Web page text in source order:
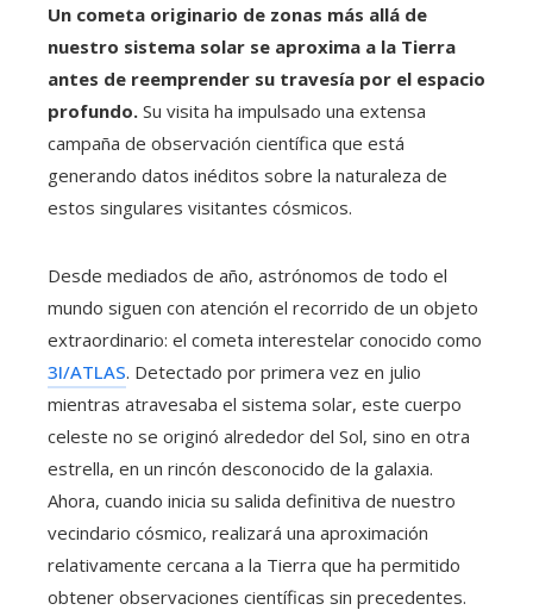
Un cometa originario de zonas más allá de
nuestro sistema solar se aproxima a la Tierra
antes de reemprender su travesía por el espacio
profundo. Su visita ha impulsado una extensa
campaña de observación científica que está
generando datos inéditos sobre la naturaleza de
estos singulares visitantes cósmicos.
Desde mediados de año, astrónomos de todo el
mundo siguen con atención el recorrido de un objeto
extraordinario: el cometa interestelar conocido como
3I/ATLAS. Detectado por primera vez en julio
mientras atravesaba el sistema solar, este cuerpo
celeste no se originó alrededor del Sol, sino en otra
estrella, en un rincón desconocido de la galaxia.
Ahora, cuando inicia su salida definitiva de nuestro
vecindario cósmico, realizará una aproximación
relativamente cercana a la Tierra que ha permitido
obtener observaciones científicas sin precedentes.